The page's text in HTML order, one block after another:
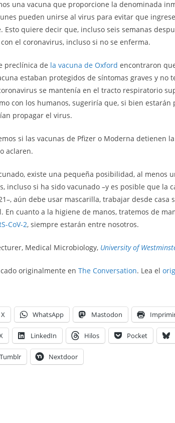
una vacuna que proporcione la denominada
pueden unirse al virus para evitar que
Esto quiere decir que, incluso seis semanas
el coronavirus, incluso si no se enferma.
preclínica de la vacuna de Oxford encontraron
estaban protegidos de síntomas graves y no
se mantenía en el tracto respiratorio
con los humanos, sugeriría que, si bien
propagar el virus.
si las vacunas de Pfizer o Moderna detienen
aclaren.
existe una pequeña posibilidad, al menos
incluso si ha sido vacunado –y es posible que la
aún debe usar mascarilla, trabajar desde casa
En cuanto a la higiene de manos, tratemos de
CoV-2, siempre estarán entre nosotros.
Medical Microbiology, University of
originalmente en The Conversation. Lea el
X WhatsApp Mastodon
LinkedIn Hilos Pocket
Tumblr Nextdoor